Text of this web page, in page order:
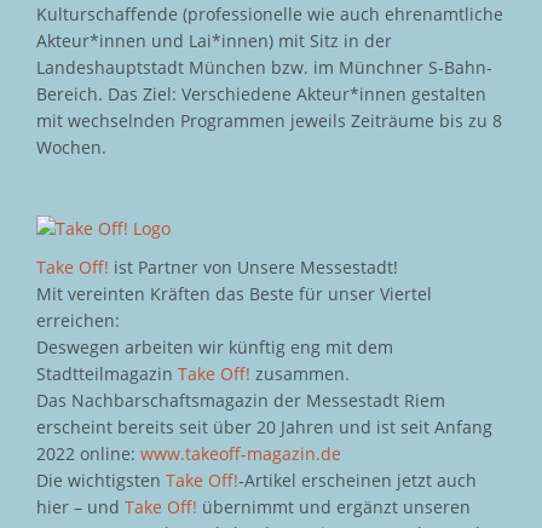
Kulturschaffende (professionelle wie auch ehrenamtliche
Akteur*innen und Lai*innen) mit Sitz in der
Landeshauptstadt München bzw. im Münchner S-Bahn-
Bereich. Das Ziel: Verschiedene Akteur*innen gestalten
mit wechselnden Programmen jeweils Zeiträume bis zu 8
Wochen.
Take Off! ist Partner von Unsere Messestadt!
Mit vereinten Kräften das Beste für unser Viertel
erreichen:
Deswegen arbeiten wir künftig eng mit dem
Stadtteilmagazin Take Off! zusammen.
Das Nachbarschaftsmagazin der Messestadt Riem
erscheint bereits seit über 20 Jahren und ist seit Anfang
2022 online: www.takeoff-magazin.de
Die wichtigsten Take Off!-Artikel erscheinen jetzt auch
hier – und Take Off! übernimmt und ergänzt unseren